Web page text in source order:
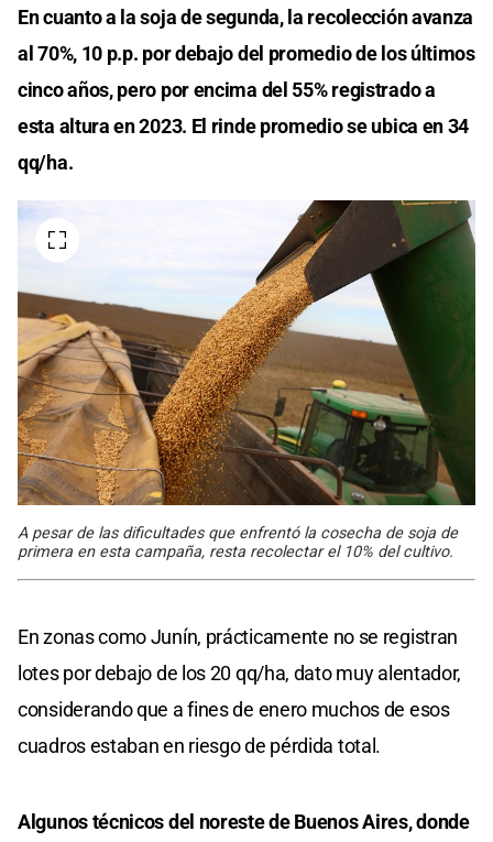
En cuanto a la soja de segunda, la recolección avanza
al 70%, 10 p.p. por debajo del promedio de los últimos
cinco años, pero por encima del 55% registrado a
esta altura en 2023. El rinde promedio se ubica en 34
qq/ha.
A pesar de las dificultades que enfrentó la cosecha de soja de
primera en esta campaña, resta recolectar el 10% del cultivo.
En zonas como Junín, prácticamente no se registran
lotes por debajo de los 20 qq/ha, dato muy alentador,
considerando que a fines de enero muchos de esos
cuadros estaban en riesgo de pérdida total.
Algunos técnicos del noreste de Buenos Aires, donde